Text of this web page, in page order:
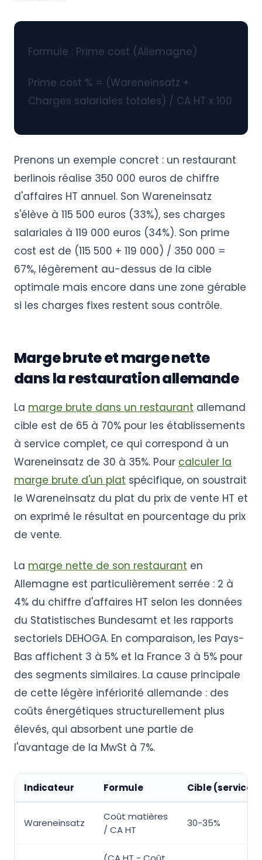
Formule : Prime cost (Allemagne)
Prime cost % = (Wareneinsatz +
Charges salariales totales) / CA HT x 100
Prenons un exemple concret : un restaurant
berlinois réalise 350 000 euros de chiffre
d'affaires HT annuel. Son Wareneinsatz
s'élève à 115 500 euros (33%), ses charges
salariales à 119 000 euros (34%). Son prime
cost est de (115 500 + 119 000) / 350 000 =
67%, légèrement au-dessus de la cible
optimale mais encore dans une zone gérable
si les charges fixes restent sous contrôle.
Marge brute et marge nette
dans la restauration allemande
La marge brute dans un restaurant allemand
cible est de 65 à 70% pour les établissements
à service complet, ce qui correspond à un
Wareneinsatz de 30 à 35%. Pour calculer la
marge brute d'un plat spécifique, on soustrait
le Wareneinsatz du plat du prix de vente HT et
on exprimé le résultat en pourcentage du prix
de vente.
La marge nette de son restaurant en
Allemagne est particulièrement serrée : 2 à
4% du chiffre d'affaires HT selon les données
du Statistisches Bundesamt et les rapports
sectoriels DEHOGA. En comparaison, les Pays-
Bas affichent 3 à 5% et la France 3 à 5% pour
des segments similaires. La cause principale
de cette légère infériorité allemande : des
coûts énergétiques structurellement plus
élevés, qui absorbent une partie de
l'avantage de la MwSt à 7%.
Indicateur Formule Cible (service
Wareneinsatz
Coût matières
/ CA HT
30-35%